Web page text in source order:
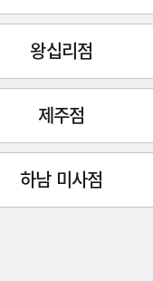
왕십리점
제주점
하남 미사점